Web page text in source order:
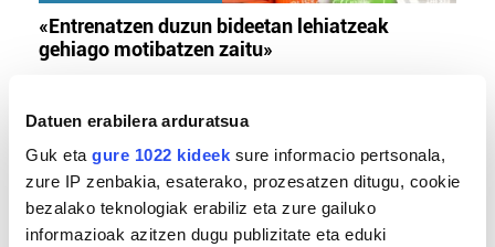
Datuen erabilera arduratsua
Guk eta gure 1022 kideek sure informacio pertsonala,
zure IP zenbakia, esaterako, prozesatzen ditugu, cookie
bezalako teknologiak erabiliz eta zure gailuko
informazioak azitzen dugu publizitate eta eduki
«Entrenatzen duzun bideetan lehiatzeak
gehiago motibatzen zaitu»